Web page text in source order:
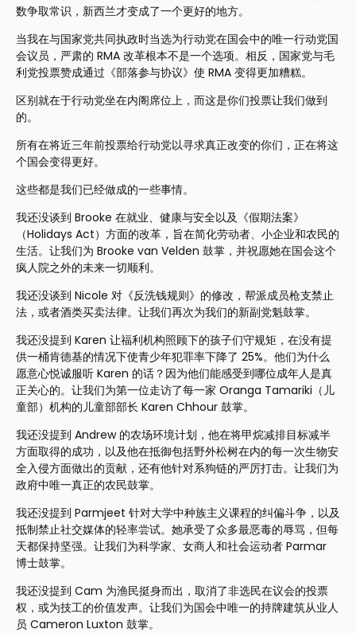
数争取常识，新西兰才变成了一个更好的地方。
当我在与国家党共同执政时当选为行动党在国会中的唯一行动党国
会议员，严肃的 RMA 改革根本不是一个选项。相反，国家党与毛
利党投票赞成通过《部落参与协议》使 RMA 变得更加糟糕。
区别就在于行动党坐在内阁席位上，而这是你们投票让我们做到
的。
所有在将近三年前投票给行动党以寻求真正改变的你们，正在将这
个国会变得更好。
这些都是我们已经做成的一些事情。
我还没谈到 Brooke 在就业、健康与安全以及《假期法案》
（Holidays Act）方面的改革，旨在简化劳动者、小企业和农民的
生活。让我们为 Brooke van Velden 鼓掌，并祝愿她在国会这个
疯人院之外的未来一切顺利。
我还没谈到 Nicole 对《反洗钱规则》的修改，帮派成员枪支禁止
法，或者酒类买卖法律。让我们再次为我们的新副党魁鼓掌。
我还没提到 Karen 让福利机构照顾下的孩子们守规矩，在没有提
供一桶肯德基的情况下使青少年犯罪率下降了 25%。他们为什么
愿意心悦诚服听 Karen 的话？因为他们能感受到哪位成年人是真
正关心的。让我们为第一位走访了每一家 Oranga Tamariki（儿
童部）机构的儿童部部长 Karen Chhour 鼓掌。
我还没提到 Andrew 的农场环境计划，他在将甲烷减排目标减半
方面取得的成功，以及他在抵御包括野外松树在内的每一次生物安
全入侵方面做出的贡献，还有他针对系狗链的严厉打击。让我们为
政府中唯一真正的农民鼓掌。
我还没提到 Parmjeet 针对大学中种族主义课程的纠偏斗争，以及
抵制禁止社交媒体的轻率尝试。她承受了众多最恶毒的辱骂，但每
天都保持坚强。让我们为科学家、女商人和社会运动者 Parmar
博士鼓掌。
我还没提到 Cam 为渔民挺身而出，取消了非选民在议会的投票
权，或为技工的价值发声。让我们为国会中唯一的持牌建筑从业人
员 Cameron Luxton 鼓掌。